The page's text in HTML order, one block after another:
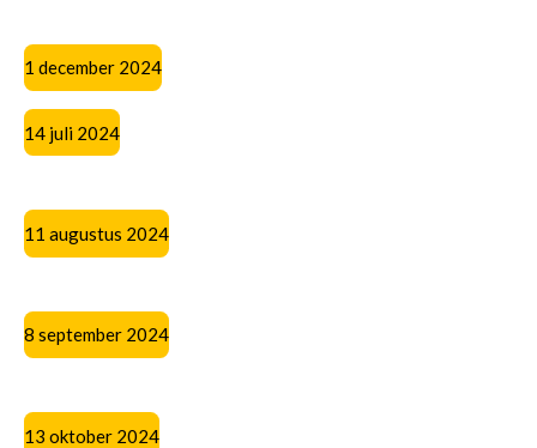
1 december 2024
14 juli 2024
11 augustus 2024
8 september 2024
13 oktober 2024